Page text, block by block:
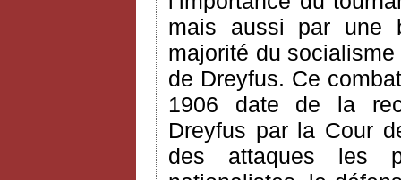
mais aussi par une
majorité du
de Dreyfus. Ce
1906 date de la
Dreyfus par la Cour
des attaques les